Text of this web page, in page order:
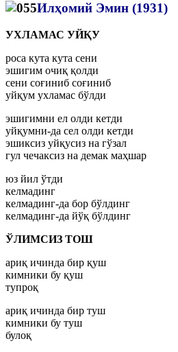
Илҳомий Эмин (1931)
УХЛАМАС УЙҚУ
роса кута кута сени
эшигим очиқ қолди
сени соғиниб соғиниб
уйқум ухламас бўлди
эшигимни ел олди кетди
уйқумни-да сел олди кетди
эшиксиз уйқусиз на гўзал
гул чечаксиз на демак маҳшар
юз йил ўтди
келмадинг
келмадинг-да бор бўлдинг
келмадинг-да йўқ бўлдинг
ЎЛИМСИЗ ТОШ
ариқ ичинда бир қуш
кимники бу қуш
тупроқ
ариқ ичинда бир туш
кимники бу туш
булоқ